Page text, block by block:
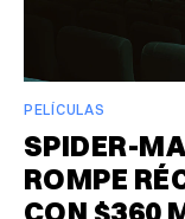
PELÍCULAS
SPIDER-
ROMPE